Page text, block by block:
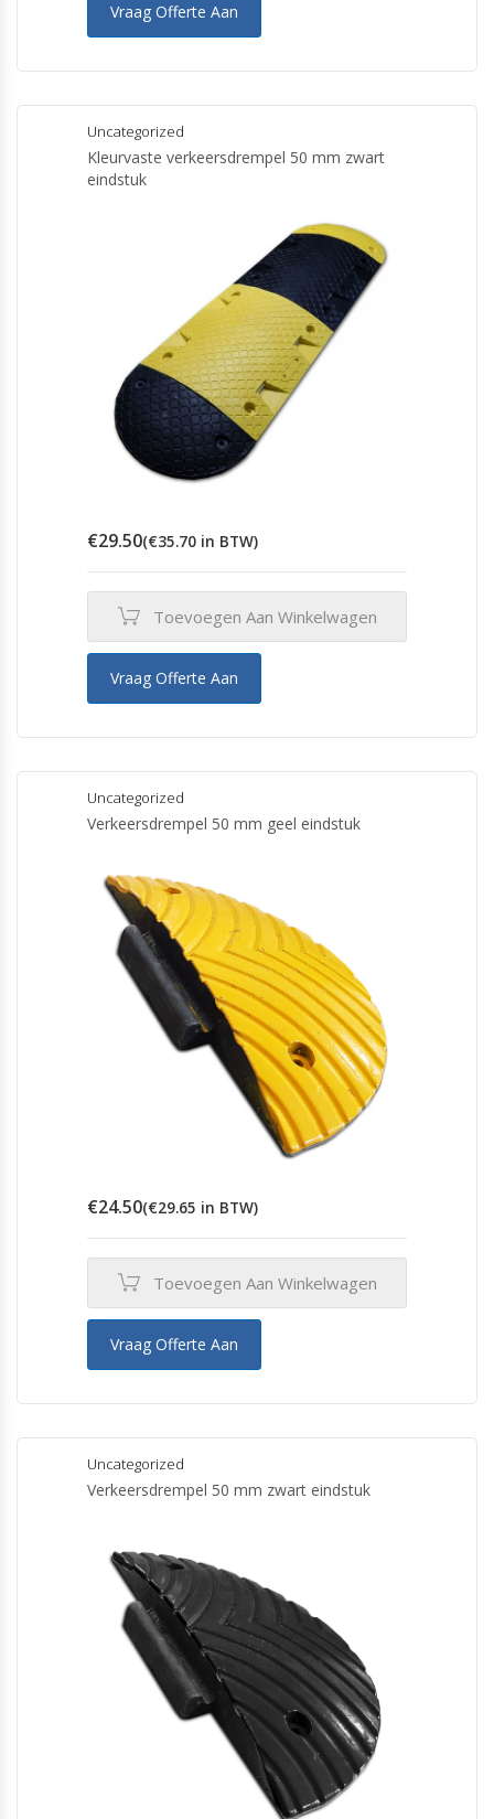
Vraag Offerte Aan
Uncategorized
Kleurvaste verkeersdrempel 50 mm zwart
eindstuk
€29.50(€35.70 in BTW)
Toevoegen Aan Winkelwagen
Vraag Offerte Aan
Uncategorized
Verkeersdrempel 50 mm geel eindstuk
€24.50(€29.65 in BTW)
Toevoegen Aan Winkelwagen
Vraag Offerte Aan
Uncategorized
Verkeersdrempel 50 mm zwart eindstuk